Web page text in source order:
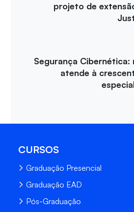
projeto de
Segurança Cibernética:
atende à
CURSOS
Graduação Presencial
Graduação EAD
Pós-Graduação